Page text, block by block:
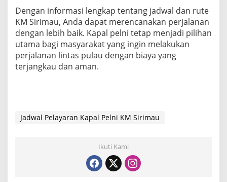
Dengan informasi lengkap tentang jadwal dan rute
KM Sirimau, Anda dapat merencanakan perjalanan
dengan lebih baik. Kapal pelni tetap menjadi pilihan
utama bagi masyarakat yang ingin melakukan
perjalanan lintas pulau dengan biaya yang
terjangkau dan aman.
Jadwal Pelayaran Kapal Pelni KM Sirimau
Ikuti Kami